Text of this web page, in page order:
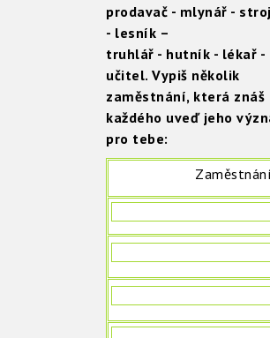
prodavač - mlynář -
- lesník –
truhlář - hutník - lékař -
učitel. Vypiš několik
zaměstnání, která znáš
každého uveď jeho
pro tebe: